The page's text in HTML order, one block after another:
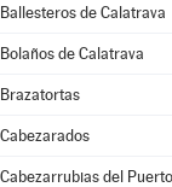
Ballesteros de Calatrava
Bolaños de Calatrava
Brazatortas
Cabezarados
Cabezarrubias del Puerto